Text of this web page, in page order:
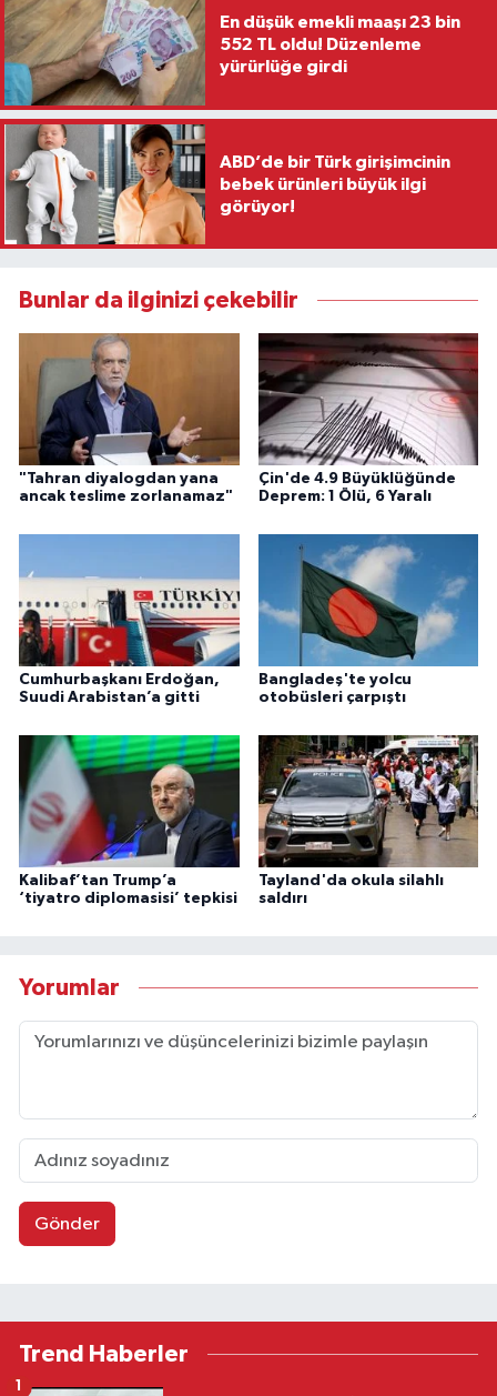
En düşük emekli maaşı 23 bin
552 TL oldu! Düzenleme
yürürlüğe girdi
ABD’de bir Türk girişimcinin
bebek ürünleri büyük ilgi
görüyor!
Bunlar da ilginizi çekebilir
"Tahran diyalogdan yana
ancak teslime zorlanamaz"
Çin'de 4.9 Büyüklüğünde
Deprem: 1 Ölü, 6 Yaralı
Cumhurbaşkanı Erdoğan,
Suudi Arabistan’a gitti
Bangladeş'te yolcu
otobüsleri çarpıştı
Kalibaf’tan Trump’a
‘tiyatro diplomasisi’ tepkisi
Tayland'da okula silahlı
saldırı
Yorumlar
Gönder
Trend Haberler
1